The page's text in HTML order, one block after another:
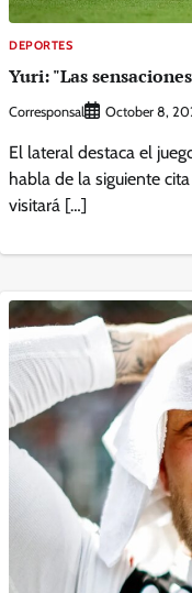
DEPORTES
Yuri: "Las
Corresponsal October 8,
El lateral destaca el
habla de la siguiente
visitará […]